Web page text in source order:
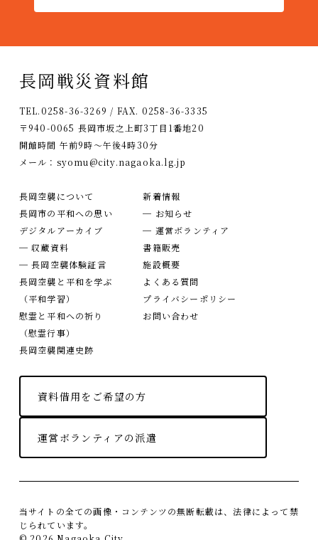
長岡戦災資料館
TEL.0258-36-3269 / FAX. 0258-36-3335
〒940-0065 長岡市坂之上町3丁目1番地20
開館時間 午前9時〜午後4時30分
メール： syomu@city.nagaoka.lg.jp
長岡空襲について
長岡市の平和への思い
デジタルアーカイブ
─ 収蔵資料
─ 長岡空襲体験証言
長岡空襲と平和を学ぶ
（平和学習）
慰霊と平和への祈り
（慰霊行事）
長岡空襲関連史跡
新着情報
─ お知らせ
─ 運営ボランティア
書籍販売
施設概要
よくある質問
プライバシーポリシー
お問い合わせ
資料借用をご希望の方
運営ボランティアの派遣
当サイトの全ての画像・コンテンツの無断転載は、法律によって禁
じられています。